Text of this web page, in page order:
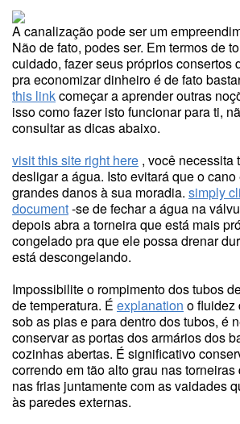
A canalização pode ser um
Não de fato, podes ser. Em termos de
cuidado, fazer seus próprios consertos
pra economizar dinheiro é de fato
this linkcomeçar a aprender outras
isso como fazer isto funcionar para ti,
consultar as dicas abaixo.
visit this site right here , você necessita
desligar a água. Isto evitará que o
grandes danos à sua moradia. simply
document-se de fechar a água na
depois abra a torneira que está mais
congelado pra que ele possa drenar
está descongelando.
Impossibilite o rompimento dos tubos
de temperatura. É explanation o fluidez
sob as pias e para dentro dos tubos, é
conservar as portas dos armários dos
cozinhas abertas. É significativo
correndo em tão alto grau nas
nas frias juntamente com as vaidades
às paredes externas.